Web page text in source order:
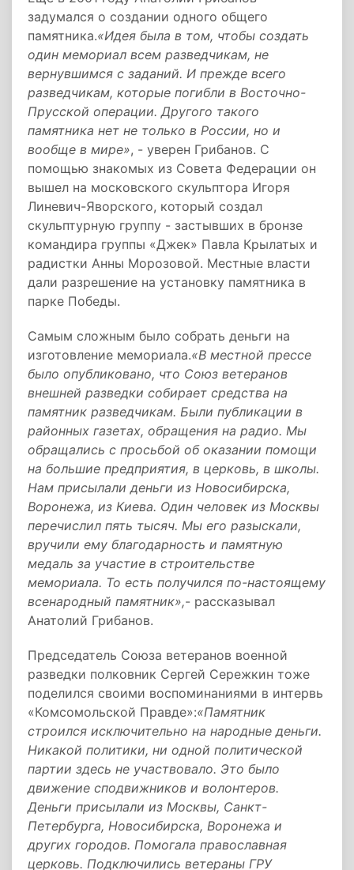
задумался о создании одного общего
памятника.«Идея была в том, чтобы создать
один мемориал всем разведчикам, не
вернувшимся с заданий. И прежде всего
разведчикам, которые погибли в Восточно-
Прусской операции. Другого такого
памятника нет не только в России, но и
вообще в мире», - уверен Грибанов. С
помощью знакомых из Совета Федерации он
вышел на московского скульптора Игоря
Линевич-Яворского, который создал
скульптурную группу - застывших в бронзе
командира группы «Джек» Павла Крылатых и
радистки Анны Морозовой. Местные власти
дали разрешение на установку памятника в
парке Победы.
Самым сложным было собрать деньги на
изготовление мемориала.«В местной прессе
было опубликовано, что Союз ветеранов
внешней разведки собирает средства на
памятник разведчикам. Были публикации в
районных газетах, обращения на радио. Мы
обращались с просьбой об оказании помощи
на большие предприятия, в церковь, в школы.
Нам присылали деньги из Новосибирска,
Воронежа, из Киева. Один человек из Москвы
перечислил пять тысяч. Мы его разыскали,
вручили ему благодарность и памятную
медаль за участие в строительстве
мемориала. То есть получился по-настоящему
всенародный памятник»,- рассказывал
Анатолий Грибанов.
Председатель Союза ветеранов военной
разведки полковник Сергей Сережкин тоже
поделился своими воспоминаниями в интервь
«Комсомольской Правде»:«Памятник
строился исключительно на народные деньги.
Никакой политики, ни одной политической
партии здесь не участвовало. Это было
движение сподвижников и волонтеров.
Деньги присылали из Москвы, Санкт-
Петербурга, Новосибирска, Воронежа и
других городов. Помогала православная
церковь. Подключились ветераны ГРУ